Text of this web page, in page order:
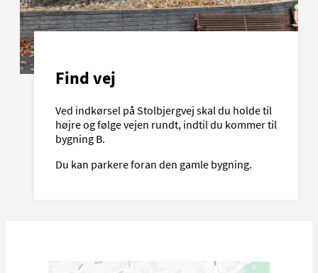
Find vej
Ved indkørsel på Stolbjergvej skal du holde til
højre og følge vejen rundt, indtil du kommer til
bygning B.
Du kan parkere foran den gamle bygning.